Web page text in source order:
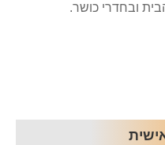
ובחדרי כושר.